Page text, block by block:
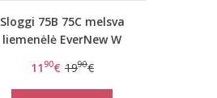
Sloggi 75B 75C melsva
liemenėlė EverNew W
1190€ 1990€